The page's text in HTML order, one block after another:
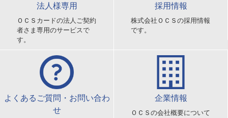
法人様専用
ＯＣＳカードの法人ご契約
者さま専用のサービスで
す。
採用情報
株式会社ＯＣＳの採用情報
です。
よくあるご質問・お問い合わ
せ
企業情報
ＯＣＳの会社概要について